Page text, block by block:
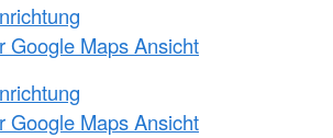
Google Maps Ansicht
Google Maps Ansicht